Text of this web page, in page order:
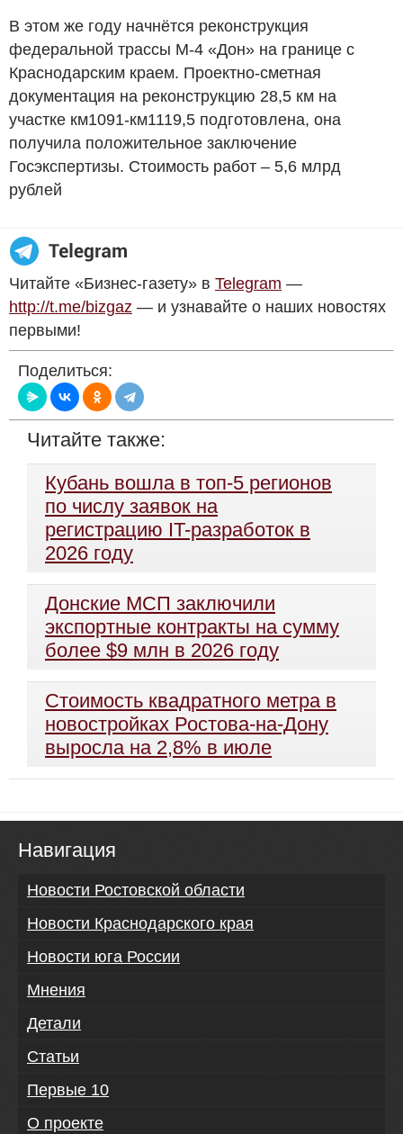
В этом же году начнётся реконструкция
федеральной трассы М-4 «Дон» на границе с
Краснодарским краем. Проектно-сметная
документация на реконструкцию 28,5 км на
участке км1091-км1119,5 подготовлена, она
получила положительное заключение
Госэкспертизы. Стоимость работ – 5,6 млрд
рублей
Читайте «Бизнес-газету» в Telegram —
http://t.me/bizgaz — и узнавайте о наших новостях
первыми!
Поделиться:
Читайте также:
Кубань вошла в топ-5 регионов
по числу заявок на
регистрацию IT-разработок в
2026 году
Донские МСП заключили
экспортные контракты на сумму
более $9 млн в 2026 году
Стоимость квадратного метра в
новостройках Ростова-на-Дону
выросла на 2,8% в июле
Навигация
Новости Ростовской области
Новости Краснодарского края
Новости юга России
Мнения
Детали
Статьи
Первые 10
О проекте